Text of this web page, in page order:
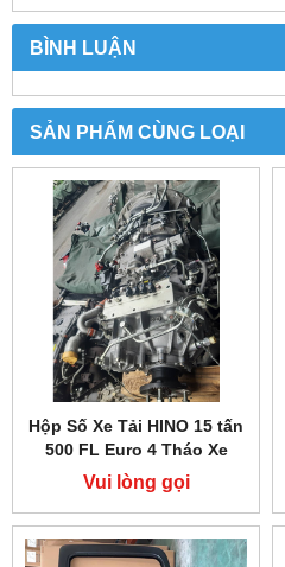
BÌNH LUẬN
SẢN PHẨM CÙNG LOẠI
Hộp Số Xe Tải HINO 15 tấn
500 FL Euro 4 Tháo Xe
Vui lòng gọi